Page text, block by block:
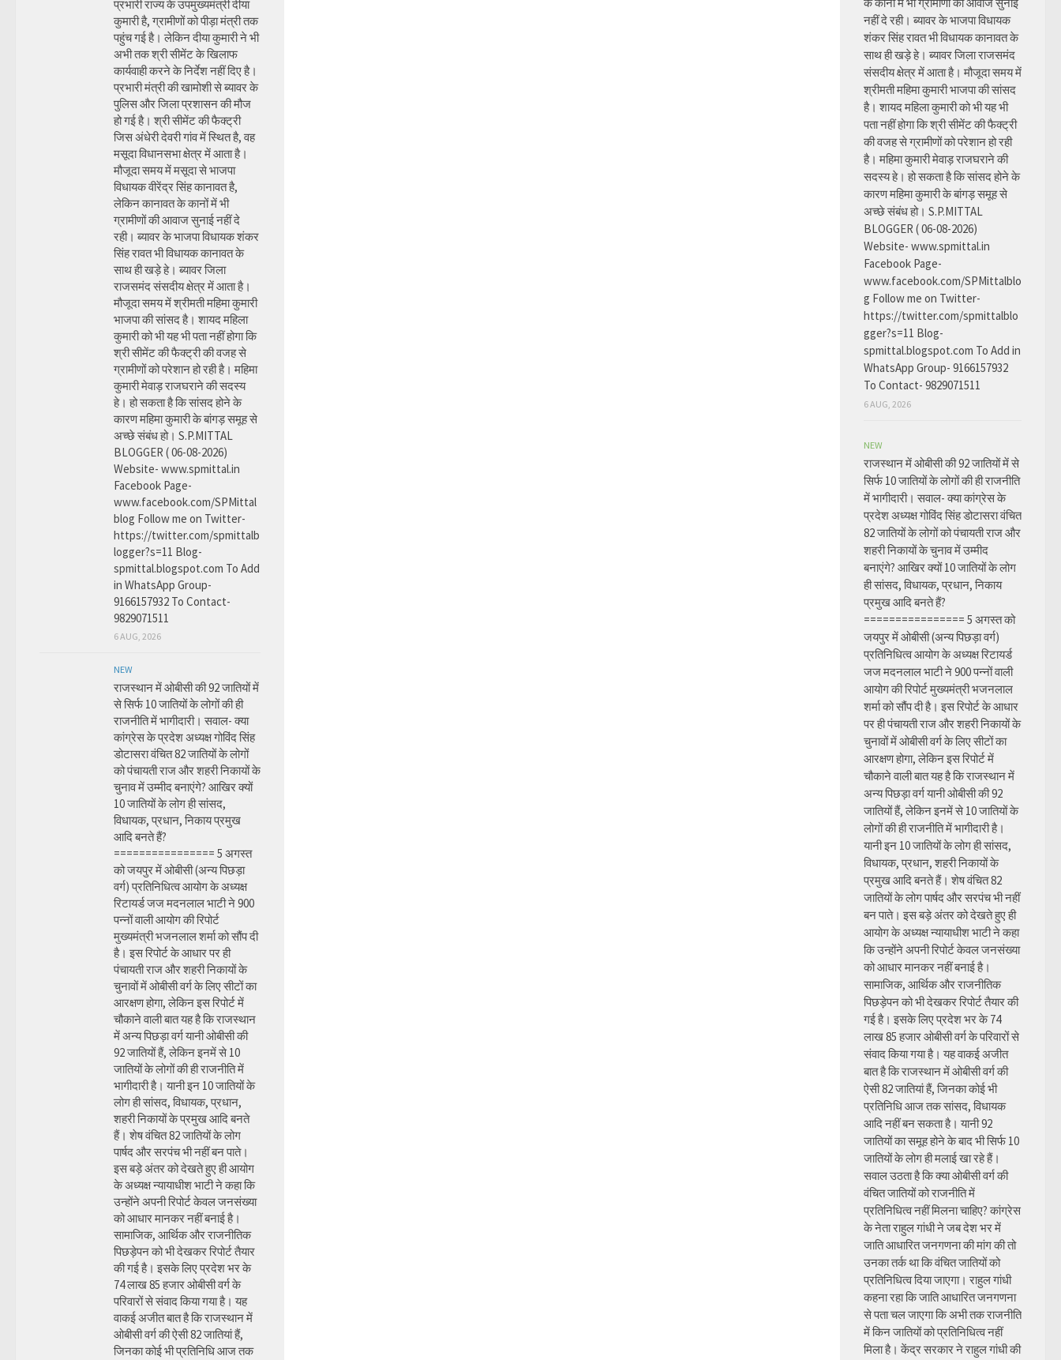
प्रभारी राज्य के उपमुख्यमंत्री दीया
कुमारी है, ग्रामीणों को पीड़ा मंत्री तक
पहुंच गई है। लेकिन दीया कुमारी ने भी
अभी तक श्री सीमेंट के खिलाफ
कार्यवाही करने के निर्देश नहीं दिए है।
प्रभारी मंत्री की खामोशी से ब्यावर के
पुलिस और जिला प्रशासन की मौज
हो गई है। श्री सीमेंट की फैक्ट्री
जिस अंधेरी देवरी गांव में स्थित है, वह
मसूदा विधानसभा क्षेत्र में आता है।
मौजूदा समय में मसूदा से भाजपा
विधायक वीरेंद्र सिंह कानावत है,
लेकिन कानावत के कानों में भी
ग्रामीणों की आवाज सुनाई नहीं दे
रही। ब्यावर के भाजपा विधायक शंकर
सिंह रावत भी विधायक कानावत के
साथ ही खड़े हे। ब्यावर जिला
राजसमंद संसदीय क्षेत्र में आता है।
मौजूदा समय में श्रीमती महिमा कुमारी
भाजपा की सांसद है। शायद महिला
कुमारी को भी यह भी पता नहीं होगा कि
श्री सीमेंट की फैक्ट्री की वजह से
ग्रामीणों को परेशान हो रही है। महिमा
कुमारी मेवाड़ राजघराने की सदस्य
हे। हो सकता है कि सांसद होने के
कारण महिमा कुमारी के बांगड़ समूह से
अच्छे संबंध हो। S.P.MITTAL
BLOGGER ( 06-08-2026)
Website- www.spmittal.in
Facebook Page-
www.facebook.com/SPMittal
blog Follow me on Twitter-
https://twitter.com/spmittalb
logger?s=11 Blog-
spmittal.blogspot.com To Add
in WhatsApp Group-
9166157932 To Contact-
9829071511
6 AUG, 2026
NEW
राजस्थान में ओबीसी की 92 जातियों में
से सिर्फ 10 जातियों के लोगों की ही
राजनीति में भागीदारी। सवाल- क्या
कांग्रेस के प्रदेश अध्यक्ष गोविंद सिंह
डोटासरा वंचित 82 जातियों के लोगों
को पंचायती राज और शहरी निकायों के
चुनाव में उम्मीद बनाएंगे? आखिर क्यों
10 जातियों के लोग ही सांसद,
विधायक, प्रधान, निकाय प्रमुख
आदि बनते हैं?
================ 5 अगस्त
को जयपुर में ओबीसी (अन्य पिछड़ा
वर्ग) प्रतिनिधित्व आयोग के अध्यक्ष
रिटायर्ड जज मदनलाल भाटी ने 900
पन्नों वाली आयोग की रिपोर्ट
मुख्यमंत्री भजनलाल शर्मा को सौंप दी
है। इस रिपोर्ट के आधार पर ही
पंचायती राज और शहरी निकायों के
चुनावों में ओबीसी वर्ग के लिए सीटों का
आरक्षण होगा, लेकिन इस रिपोर्ट में
चौकाने वाली बात यह है कि राजस्थान
में अन्य पिछड़ा वर्ग यानी ओबीसी की
92 जातियों हैं, लेकिन इनमें से 10
जातियों के लोगों की ही राजनीति में
भागीदारी है। यानी इन 10 जातियों के
लोग ही सांसद, विधायक, प्रधान,
शहरी निकायों के प्रमुख आदि बनते
हैं। शेष वंचित 82 जातियों के लोग
पार्षद और सरपंच भी नहीं बन पाते।
इस बड़े अंतर को देखते हुए ही आयोग
के अध्यक्ष न्यायाधीश भाटी ने कहा कि
उन्होंने अपनी रिपोर्ट केवल जनसंख्या
को आधार मानकर नहीं बनाई है।
सामाजिक, आर्थिक और राजनीतिक
पिछड़ेपन को भी देखकर रिपोर्ट तैयार
की गई है। इसके लिए प्रदेश भर के
74 लाख 85 हजार ओबीसी वर्ग के
परिवारों से संवाद किया गया है। यह
वाकई अजीत बात है कि राजस्थान में
ओबीसी वर्ग की ऐसी 82 जातियां हैं,
जिनका कोई भी प्रतिनिधि आज तक
नहीं दे रही। ब्यावर के भाजपा विधायक
शंकर सिंह रावत भी विधायक कानावत के
साथ ही खड़े हे। ब्यावर जिला राजसमंद
संसदीय क्षेत्र में आता है। मौजूदा समय में
श्रीमती महिमा कुमारी भाजपा की सांसद
है। शायद महिला कुमारी को भी यह भी
पता नहीं होगा कि श्री सीमेंट की फैक्ट्री
की वजह से ग्रामीणों को परेशान हो रही
है। महिमा कुमारी मेवाड़ राजघराने की
सदस्य हे। हो सकता है कि सांसद होने के
कारण महिमा कुमारी के बांगड़ समूह से
अच्छे संबंध हो। S.P.MITTAL
BLOGGER ( 06-08-2026)
Website- www.spmittal.in
Facebook Page-
www.facebook.com/SPMittalblo
g Follow me on Twitter-
https://twitter.com/spmittalblo
gger?s=11 Blog-
spmittal.blogspot.com To Add in
WhatsApp Group- 9166157932
To Contact- 9829071511
6 AUG, 2026
NEW
राजस्थान में ओबीसी की 92 जातियों में से
सिर्फ 10 जातियों के लोगों की ही राजनीति
में भागीदारी। सवाल- क्या कांग्रेस के
प्रदेश अध्यक्ष गोविंद सिंह डोटासरा वंचित
82 जातियों के लोगों को पंचायती राज और
शहरी निकायों के चुनाव में उम्मीद
बनाएंगे? आखिर क्यों 10 जातियों के लोग
ही सांसद, विधायक, प्रधान, निकाय
प्रमुख आदि बनते हैं?
================ 5 अगस्त को
जयपुर में ओबीसी (अन्य पिछड़ा वर्ग)
प्रतिनिधित्व आयोग के अध्यक्ष रिटायर्ड
जज मदनलाल भाटी ने 900 पन्नों वाली
आयोग की रिपोर्ट मुख्यमंत्री भजनलाल
शर्मा को सौंप दी है। इस रिपोर्ट के आधार
पर ही पंचायती राज और शहरी निकायों के
चुनावों में ओबीसी वर्ग के लिए सीटों का
आरक्षण होगा, लेकिन इस रिपोर्ट में
चौकाने वाली बात यह है कि राजस्थान में
अन्य पिछड़ा वर्ग यानी ओबीसी की 92
जातियों हैं, लेकिन इनमें से 10 जातियों के
लोगों की ही राजनीति में भागीदारी है।
यानी इन 10 जातियों के लोग ही सांसद,
विधायक, प्रधान, शहरी निकायों के
प्रमुख आदि बनते हैं। शेष वंचित 82
जातियों के लोग पार्षद और सरपंच भी नहीं
बन पाते। इस बड़े अंतर को देखते हुए ही
आयोग के अध्यक्ष न्यायाधीश भाटी ने कहा
कि उन्होंने अपनी रिपोर्ट केवल जनसंख्या
को आधार मानकर नहीं बनाई है।
सामाजिक, आर्थिक और राजनीतिक
पिछड़ेपन को भी देखकर रिपोर्ट तैयार की
गई है। इसके लिए प्रदेश भर के 74
लाख 85 हजार ओबीसी वर्ग के परिवारों से
संवाद किया गया है। यह वाकई अजीत
बात है कि राजस्थान में ओबीसी वर्ग की
ऐसी 82 जातियां हैं, जिनका कोई भी
प्रतिनिधि आज तक सांसद, विधायक
आदि नहीं बन सकता है। यानी 92
जातियों का समूह होने के बाद भी सिर्फ 10
जातियों के लोग ही मलाई खा रहे हैं।
सवाल उठता है कि क्या ओबीसी वर्ग की
वंचित जातियों को राजनीति में
प्रतिनिधित्व नहीं मिलना चाहिए? कांग्रेस
के नेता राहुल गांधी ने जब देश भर में
जाति आधारित जनगणना की मांग की तो
उनका तर्क था कि वंचित जातियों को
प्रतिनिधित्व दिया जाएगा। राहुल गांधी
कहना रहा कि जाति आधारित जनगणना
से पता चल जाएगा कि अभी तक राजनीति
में किन जातियों को प्रतिनिधित्व नहीं
मिला है। केंद्र सरकार ने राहुल गांधी की